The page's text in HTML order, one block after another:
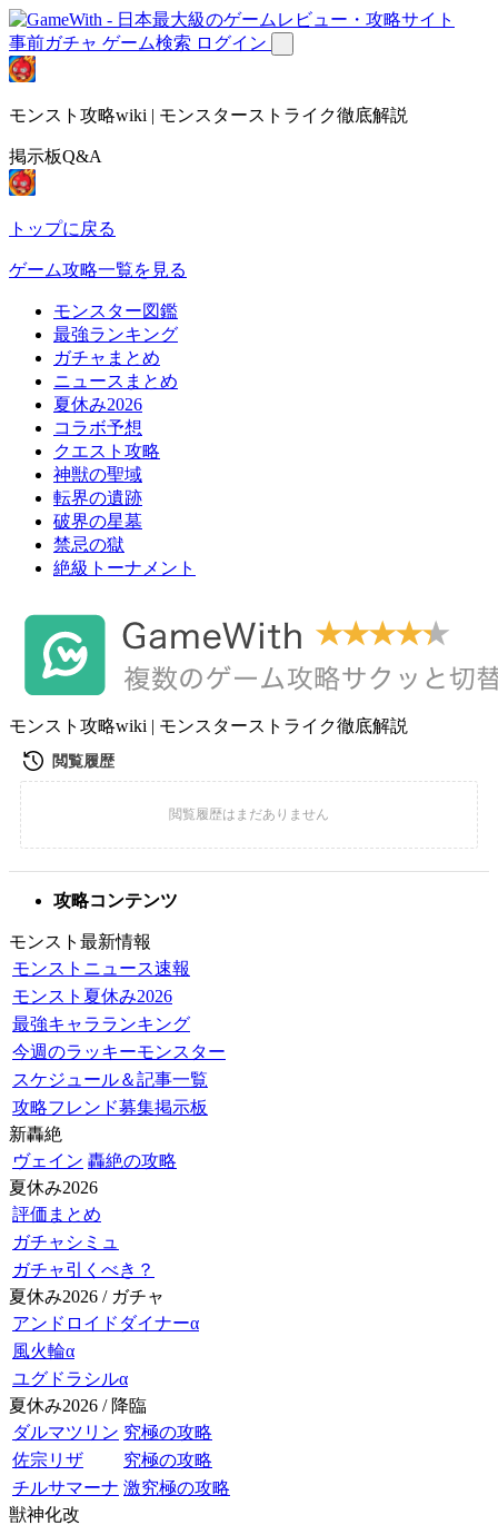
事前ガチャ ゲーム検索 ログイン
モンスト攻略wiki | モンスターストライク徹底解説
掲示板Q&A
トップに戻る
ゲーム攻略一覧を見る
モンスター図鑑
最強ランキング
ガチャまとめ
ニュースまとめ
夏休み2026
コラボ予想
クエスト攻略
神獣の聖域
転界の遺跡
破界の星墓
禁忌の獄
絶級トーナメント
モンスト攻略wiki | モンスターストライク徹底解説
攻略コンテンツ
モンスト最新情報
モンストニュース速報
モンスト夏休み2026
最強キャラランキング
今週のラッキーモンスター
スケジュール＆記事一覧
攻略フレンド募集掲示板
新轟絶
ヴェイン 轟絶の攻略
夏休み2026
評価まとめ
ガチャシミュ
ガチャ引くべき？
夏休み2026 / ガチャ
アンドロイドダイナーα
風火輪α
ユグドラシルα
夏休み2026 / 降臨
ダルマツリン 究極の攻略
佐宗リザ
究極の攻略
チルサマーナ 激究極の攻略
獣神化改